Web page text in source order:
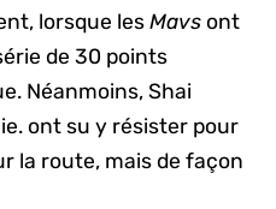
lorsque lesMavsont
de 30 points
Néanmoins, Shai
ont su y résister pour
la route, mais de façon